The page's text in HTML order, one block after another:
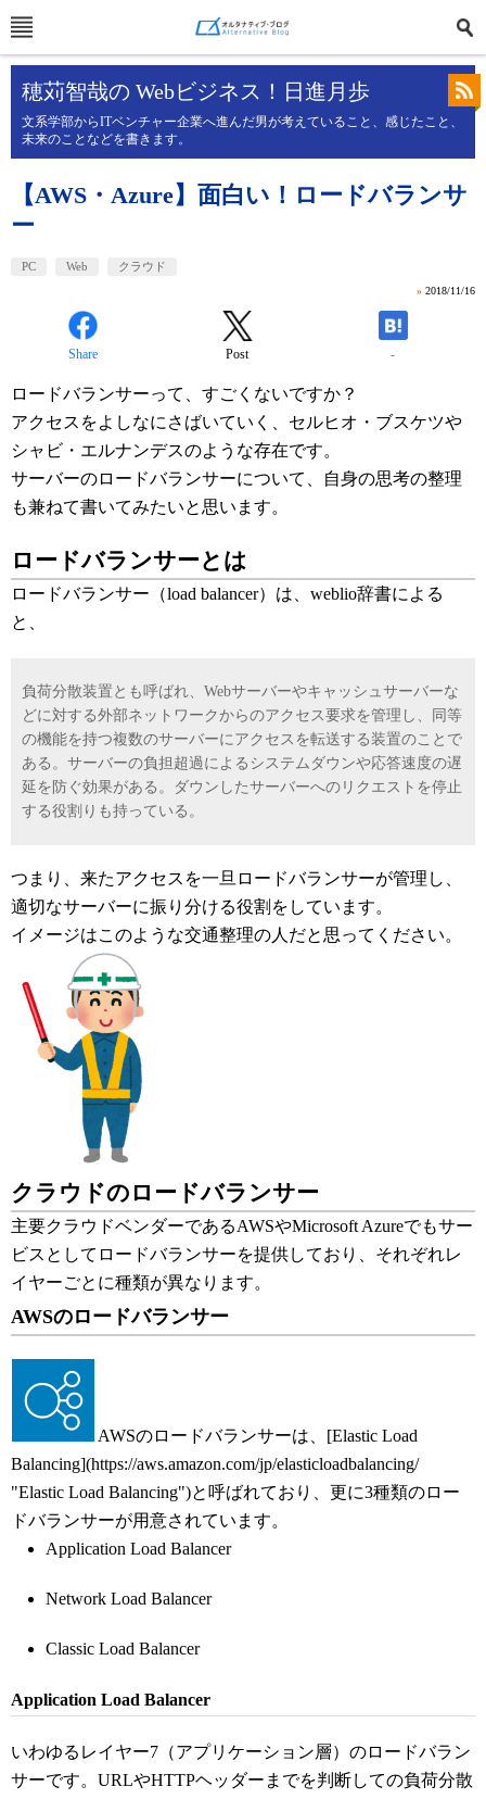
穂苅智哉の Webビジネス！日進月歩
文系学部からITベンチャー企業へ進んだ男が考えていること、感じたこと、
未来のことなどを書きます。
【AWS・Azure】面白い！ロードバランサ
ー
PC Web クラウド
» 2018/11/16
Share Post -
ロードバランサーって、すごくないですか？
アクセスをよしなにさばいていく、セルヒオ・ブスケツや
シャビ・エルナンデスのような存在です。
サーバーのロードバランサーについて、自身の思考の整理
も兼ねて書いてみたいと思います。
ロードバランサーとは
ロードバランサー（load balancer）は、weblio辞書による
と、
負荷分散装置とも呼ばれ、Webサーバーやキャッシュサーバーな
どに対する外部ネットワークからのアクセス要求を管理し、同等
の機能を持つ複数のサーバーにアクセスを転送する装置のことで
ある。サーバーの負担超過によるシステムダウンや応答速度の遅
延を防ぐ効果がある。ダウンしたサーバーへのリクエストを停止
する役割りも持っている。
つまり、来たアクセスを一旦ロードバランサーが管理し、
適切なサーバーに振り分ける役割をしています。
イメージはこのような交通整理の人だと思ってください。
クラウドのロードバランサー
主要クラウドベンダーであるAWSやMicrosoft Azureでもサー
ビスとしてロードバランサーを提供しており、それぞれレ
イヤーごとに種類が異なります。
AWSのロードバランサー
AWSのロードバランサーは、[Elastic Load
Balancing](https://aws.amazon.com/jp/elasticloadbalancing/
"Elastic Load Balancing")と呼ばれており、更に3種類のロー
ドバランサーが用意されています。
Application Load Balancer
Network Load Balancer
Classic Load Balancer
Application Load Balancer
いわゆるレイヤー7（アプリケーション層）のロードバラン
サーです。URLやHTTPヘッダーまでを判断しての負荷分散